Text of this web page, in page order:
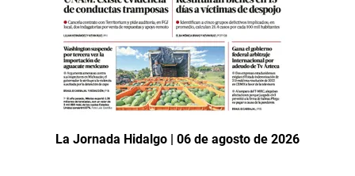
La Jornada Hidalgo | 06 de agosto de 2026